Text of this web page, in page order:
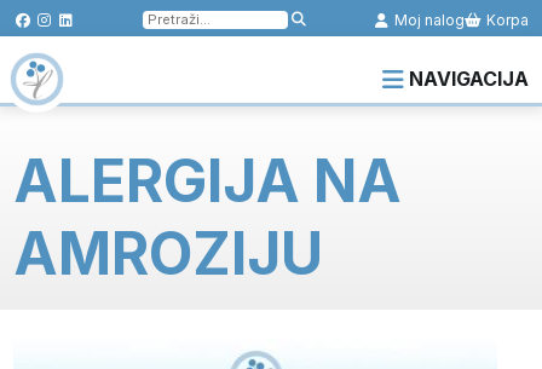
Pretraga
za:
Moj nalog Korpa
NAVIGACIJA
ALERGIJA NA
AMROZIJU